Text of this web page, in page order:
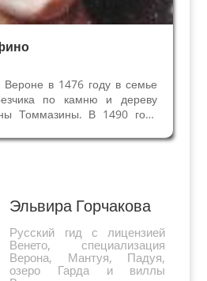
в 1476 году в семье
по камню и дереву
Томмазины. В 1490 году
Никола, а не Николо,
Эльвира Горчакова
Русский гид с лицензией
Венето, специализация
Верона, Мантуя, Падуя,
озеро Гарда и виллы